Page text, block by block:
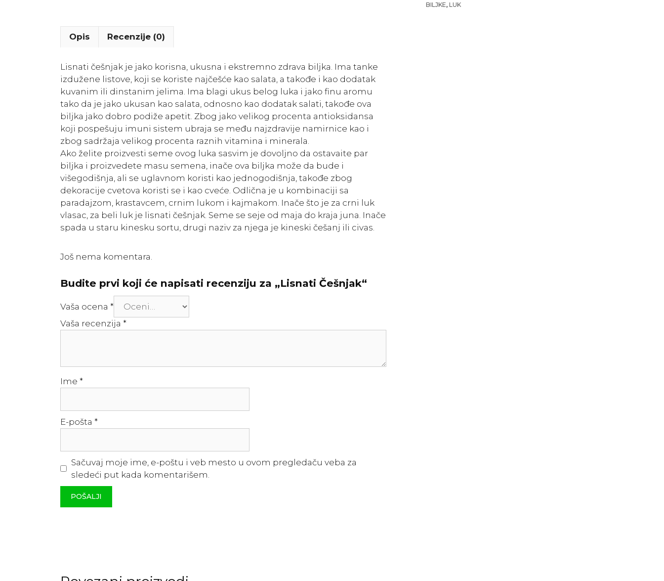
BILJKE, LUK
Opis Recenzije (0)
Lisnati češnjak je jako korisna, ukusna i ekstremno zdrava biljka. Ima tanke
izdužene listove, koji se koriste najčešće kao salata, a takođe i kao dodatak
kuvanim ili dinstanim jelima. Ima blagi ukus belog luka i jako finu aromu
tako da je jako ukusan kao salata, odnosno kao dodatak salati, takođe ova
biljka jako dobro podiže apetit. Zbog jako velikog procenta antioksidansa
koji pospešuju imuni sistem ubraja se među najzdravije namirnice kao i
zbog sadržaja velikog procenta raznih vitamina i minerala.
Ako želite proizvesti seme ovog luka sasvim je dovoljno da ostavaite par
biljka i proizvedete masu semena, inače ova biljka može da bude i
višegodišnja, ali se uglavnom koristi kao jednogodišnja, takođe zbog
dekoracije cvetova koristi se i kao cveće. Odlična je u kombinaciji sa
paradajzom, krastavcem, crnim lukom i kajmakom. Inače što je za crni luk
vlasac, za beli luk je lisnati češnjak. Seme se seje od maja do kraja juna. Inače
spada u staru kinesku sortu, drugi naziv za njega je kineski češanj ili civas.
Još nema komentara.
Budite prvi koji će napisati recenziju za „Lisnati Češnjak“
Vaša ocena *
Vaša recenzija *
Ime *
E-pošta *
Sačuvaj moje ime, e-poštu i veb mesto u ovom pregledaču veba za
sledeći put kada komentarišem.